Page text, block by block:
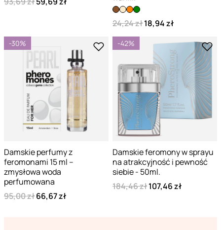
24,24 zł18,94 zł
-30%
Damskie perfumy z
feromonami 15 ml –
zmysłowa woda
perfumowana
95,00 zł66,67 zł
-42%
Damskie feromony w sprayu
na atrakcyjność i pewność
siebie - 50ml.
184,46 zł107,46 zł